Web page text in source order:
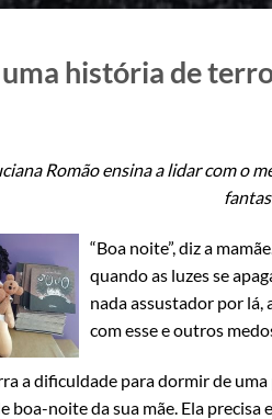
história de
Romão ensina a lidar com o
“Boa noite”, diz a
quando as luzes se
nada assustador por lá,
com esse e outros
a dificuldade para dormir de
boa-noite da sua mãe. Ela